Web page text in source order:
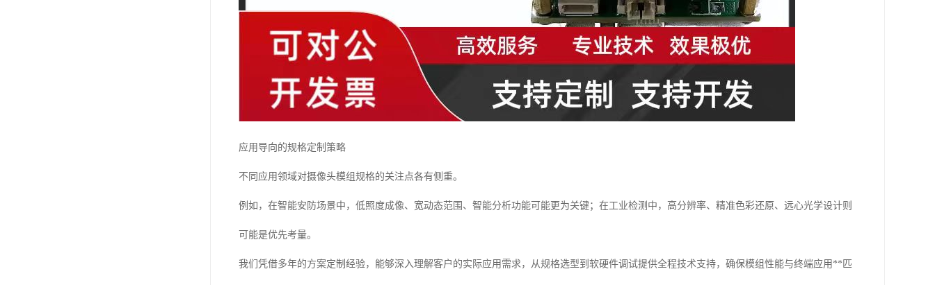
应用导向的规格定制策略
不同应用领域对摄像头模组规格的关注点各有侧重。
例如，在智能安防场景中，低照度成像、宽动态范围、智能分析功能可能更为关键；在工业检测中，高分辨率、精准色彩还原、远心光学设计则
可能是优先考量。
我们凭借多年的方案定制经验，能够深入理解客户的实际应用需求，从规格选型到软硬件调试提供全程技术支持，确保模组性能与终端应用**匹